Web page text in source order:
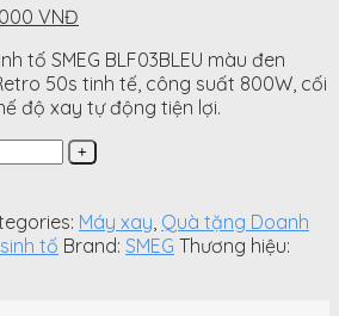
VNĐ
is:
5.930.000
VNĐ.
tố SMEG BLF03BLEU màu đen
50s tinh tế, công suất 800W, cối
độ xay tự động tiện lợi.
Máy xay Quà tặng Doanh
tố Brand: SMEG Thương hiệu: